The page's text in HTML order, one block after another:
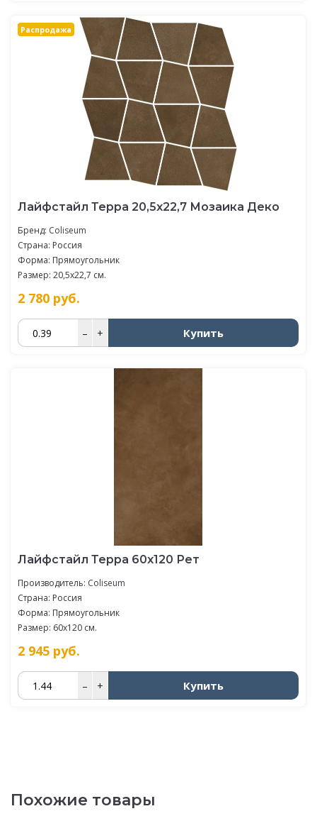
Распродажа
Лайфстайл Терра 20,5x22,7 Мозаика Деко
Бренд: Coliseum
Страна: Россия
Форма: Прямоугольник
Размер: 20,5x22,7 см.
2 780 руб.
– + Купить
Лайфстайл Терра 60x120 Рет
Производитель: Coliseum
Страна: Россия
Форма: Прямоугольник
Размер: 60x120 см.
2 945 руб.
– + Купить
Похожие товары